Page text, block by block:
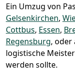
Ein Umzug von
Gelsenkirchen,
Cottbus, Essen,
Regensburg, oder
logistische
werden sollte.